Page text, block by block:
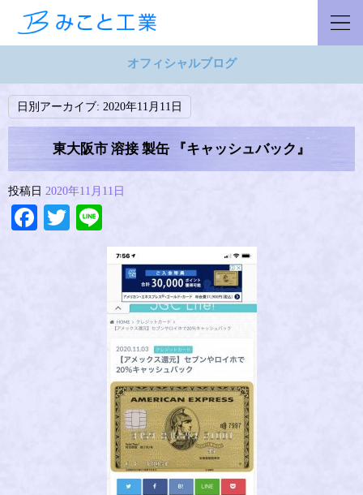
オフィシャルブログ
日別アーカイブ: 2020年11月11日
東大阪市 溶接 製缶 『キャッシュバック』
投稿日 2020年11月11日
Facebook
Twitter